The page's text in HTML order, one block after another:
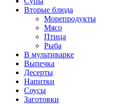
Вторые блюда
Морепродукты
Мясо
Птица
Рыба
В мультиварке
Выпечка
Десерты
Напитки
Соусы
Заготовки